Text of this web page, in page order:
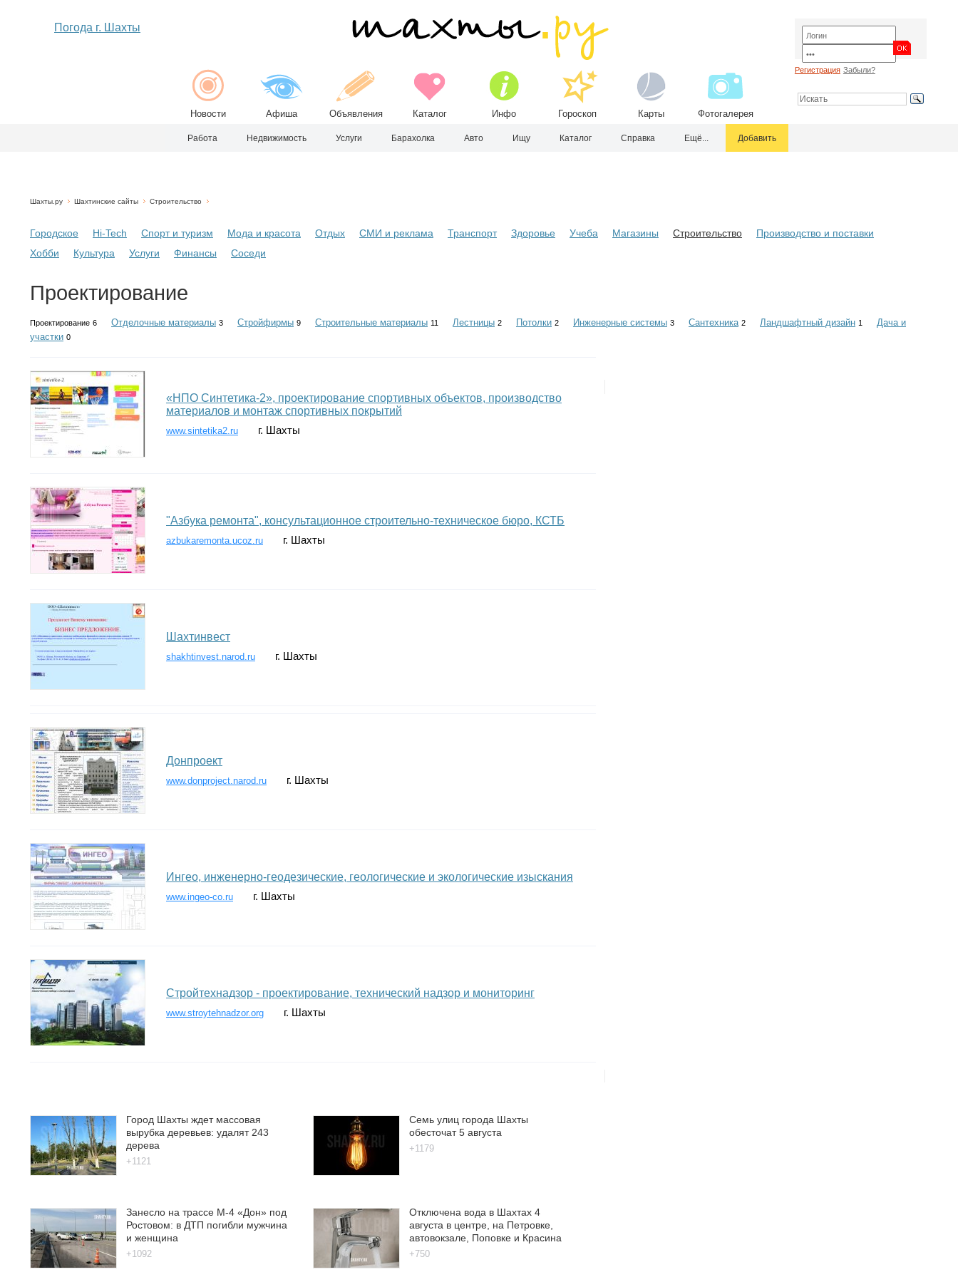
Погода г. Шахты
Новости Афиша Объявления Каталог Инфо Гороскоп Карты Фотогалерея
Регистрация Забыли?
Работа Недвижимость Услуги Барахолка Авто Ищу Каталог Справка Ещё... Добавить
Шахты.ру Шахтинские сайты Строительство
Городское Hi-Tech Спорт и туризм Мода и красота Отдых СМИ и реклама Транспорт Здоровье Учеба Магазины Строительство
Производство и поставки
Хобби
Культура Услуги Финансы Соседи
Проектирование
Проектирование 6 Отделочные материалы 3 Стройфирмы 9 Строительные материалы 11 Лестницы 2 Потолки 2 Инженерные системы 3 Сантехника 2 Ландшафтный дизайн 1
Дача и
участки 0
«НПО Синтетика-2», проектирование спортивных объектов, производство
материалов и монтаж спортивных покрытий
www.sintetika2.ru г. Шахты
"Азбука ремонта", консультационное строительно-техническое бюро, КСТБ
azbukaremonta.ucoz.ru г. Шахты
Шахтинвест
shakhtinvest.narod.ru г. Шахты
Донпроект
www.donproject.narod.ru г. Шахты
Ингео, инженерно-геодезические, геологические и экологические изыскания
www.ingeo-co.ru г. Шахты
Стройтехнадзор - проектирование, технический надзор и мониторинг
www.stroytehnadzor.org г. Шахты
Город Шахты ждет массовая
вырубка деревьев: удалят 243
дерева
+1121
Семь улиц города Шахты
обесточат 5 августа
+1179
Занесло на трассе М-4 «Дон» под
Ростовом: в ДТП погибли мужчина
и женщина
+1092
Отключена вода в Шахтах 4
августа в центре, на Петровке,
автовокзале, Поповке и Красина
+750